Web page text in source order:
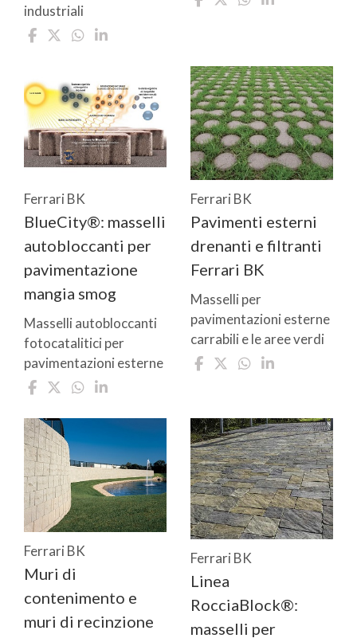
industriali
Ferrari BK
BlueCity®: masselli
autobloccanti per
pavimentazione
mangia smog
Masselli autobloccanti
fotocatalitici per
pavimentazioni esterne
Ferrari BK
Pavimenti esterni
drenanti e filtranti
Ferrari BK
Masselli per
pavimentazioni esterne
carrabili e le aree verdi
Ferrari BK
Muri di
contenimento e
muri di recinzione
Ferrari BK
Linea
RocciaBlock®:
masselli per